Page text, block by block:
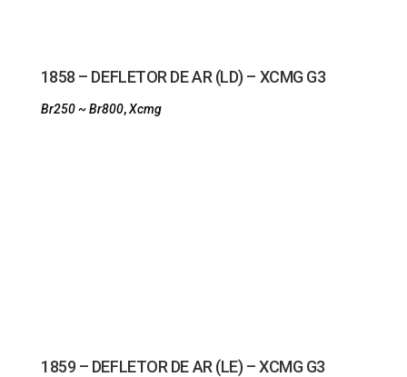
1858 – DEFLETOR DE AR (LD) – XCMG G3
Br250 ~ Br800,Xcmg
1859 – DEFLETOR DE AR (LE) – XCMG G3